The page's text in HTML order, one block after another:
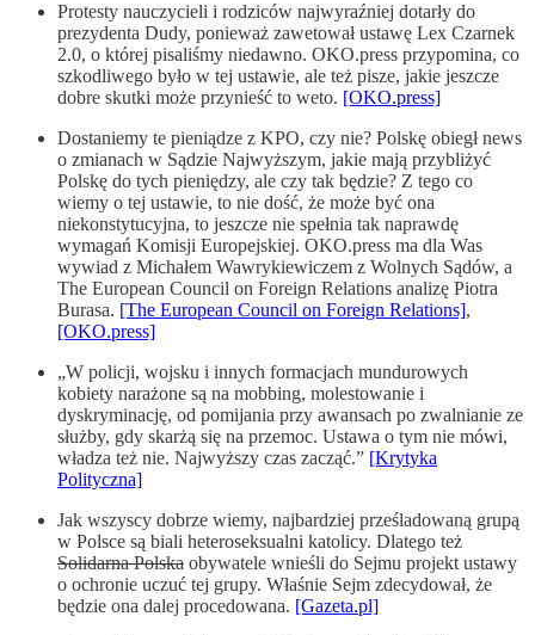
Protesty nauczycieli i rodziców najwyraźniej dotarły do
prezydenta Dudy, ponieważ zawetował ustawę Lex Czarnek
2.0, o której pisaliśmy niedawno. OKO.press przypomina, co
szkodliwego było w tej ustawie, ale też pisze, jakie jeszcze
dobre skutki może przynieść to weto. [OKO.press]
Dostaniemy te pieniądze z KPO, czy nie? Polskę obiegł news
o zmianach w Sądzie Najwyższym, jakie mają przybliżyć
Polskę do tych pieniędzy, ale czy tak będzie? Z tego co
wiemy o tej ustawie, to nie dość, że może być ona
niekonstytucyjna, to jeszcze nie spełnia tak naprawdę
wymagań Komisji Europejskiej. OKO.press ma dla Was
wywiad z Michałem Wawrykiewiczem z Wolnych Sądów, a
The European Council on Foreign Relations analizę Piotra
Burasa. [The European Council on Foreign Relations],
[OKO.press]
„W policji, wojsku i innych formacjach mundurowych
kobiety narażone są na mobbing, molestowanie i
dyskryminację, od pomijania przy awansach po zwalnianie ze
służby, gdy skarżą się na przemoc. Ustawa o tym nie mówi,
władza też nie. Najwyższy czas zacząć.” [Krytyka
Polityczna]
Jak wszyscy dobrze wiemy, najbardziej prześladowaną grupą
w Polsce są biali heteroseksualni katolicy. Dlatego też
Solidarna Polska obywatele wnieśli do Sejmu projekt ustawy
o ochronie uczuć tej grupy. Właśnie Sejm zdecydował, że
będzie ona dalej procedowana. [Gazeta.pl]